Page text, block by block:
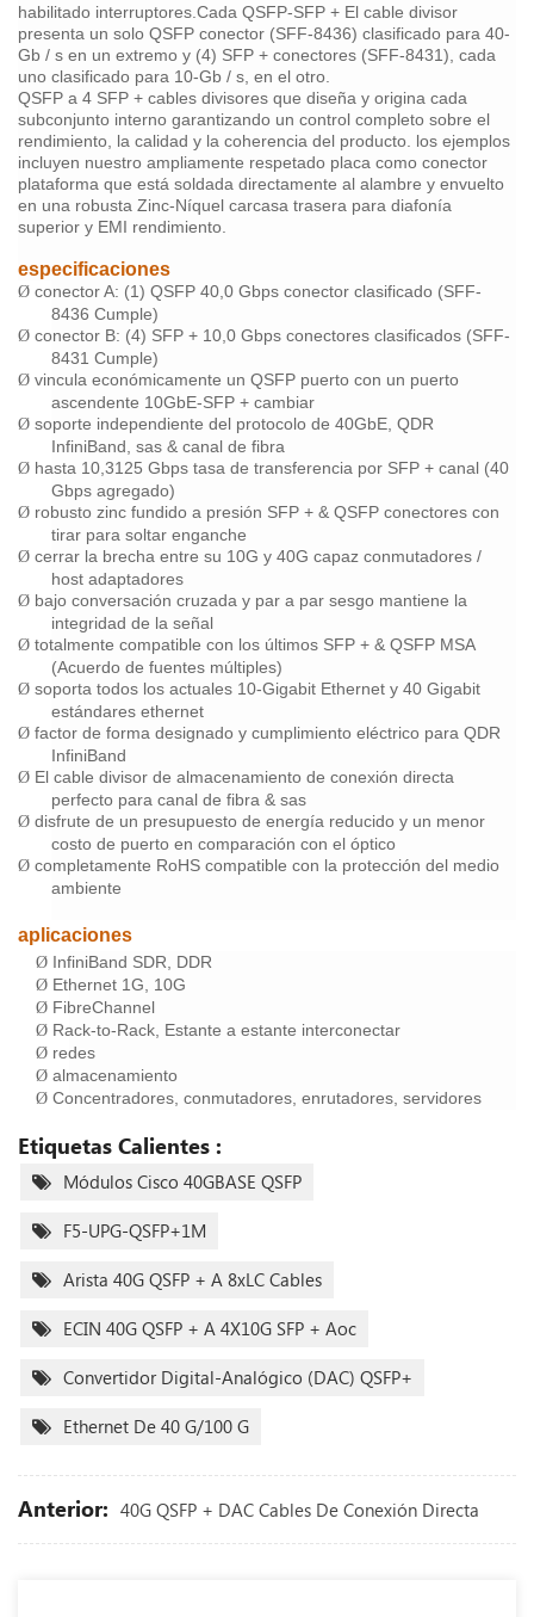
habilitado interruptores.Cada QSFP-SFP + El cable divisor
presenta un solo QSFP conector (SFF-8436) clasificado para 40-
Gb / s en un extremo y (4) SFP + conectores (SFF-8431), cada
uno clasificado para 10-Gb / s, en el otro.
QSFP a 4 SFP + cables divisores que diseña y origina cada
subconjunto interno garantizando un control completo sobre el
rendimiento, la calidad y la coherencia del producto. los ejemplos
incluyen nuestro ampliamente respetado placa como conector
plataforma que está soldada directamente al alambre y envuelto
en una robusta Zinc-Níquel carcasa trasera para diafonía
superior y EMI rendimiento.
especificaciones
Ø conector A: (1) QSFP 40,0 Gbps conector clasificado (SFF-
8436 Cumple)
Ø conector B: (4) SFP + 10,0 Gbps conectores clasificados (SFF-
8431 Cumple)
Ø vincula económicamente un QSFP puerto con un puerto
ascendente 10GbE-SFP + cambiar
Ø soporte independiente del protocolo de 40GbE, QDR
InfiniBand, sas & canal de fibra
Ø hasta 10,3125 Gbps tasa de transferencia por SFP + canal (40
Gbps agregado)
Ø robusto zinc fundido a presión SFP + & QSFP conectores con
tirar para soltar enganche
Ø cerrar la brecha entre su 10G y 40G capaz conmutadores /
host adaptadores
Ø bajo conversación cruzada y par a par sesgo mantiene la
integridad de la señal
Ø totalmente compatible con los últimos SFP + & QSFP MSA
(Acuerdo de fuentes múltiples)
Ø soporta todos los actuales 10-Gigabit Ethernet y 40 Gigabit
estándares ethernet
Ø factor de forma designado y cumplimiento eléctrico para QDR
InfiniBand
Ø El cable divisor de almacenamiento de conexión directa
perfecto para canal de fibra & sas
Ø disfrute de un presupuesto de energía reducido y un menor
costo de puerto en comparación con el óptico
Ø completamente RoHS compatible con la protección del medio
ambiente
aplicaciones
Ø InfiniBand SDR, DDR
Ø Ethernet 1G, 10G
Ø FibreChannel
Ø Rack-to-Rack, Estante a estante interconectar
Ø redes
Ø almacenamiento
Ø Concentradores, conmutadores, enrutadores, servidores
Etiquetas Calientes :
Módulos Cisco 40GBASE QSFP
F5-UPG-QSFP+1M
Arista 40G QSFP + A 8xLC Cables
ECIN 40G QSFP + A 4X10G SFP + Aoc
Convertidor Digital-Analógico (DAC) QSFP+
Ethernet De 40 G/100 G
Anterior: 40G QSFP + DAC Cables De Conexión Directa